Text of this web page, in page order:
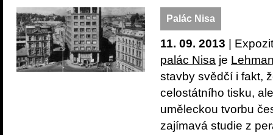
Palác Nisa
11. 09. 2013 |
palác Nisa je
stavby svědčí i fakt,
celostátního tisku,
uměleckou tvorbu
zajímavá studie z